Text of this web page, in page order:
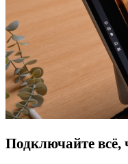
Подключайте всё,